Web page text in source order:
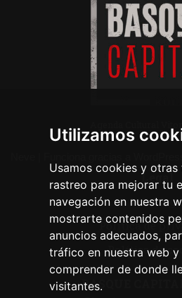
Utilizamos
Usamos cookies y otras
rastreo para mejorar tu
navegación en nuestra
mostrarte contenidos
anuncios adecuados,
tráfico en nuestra web y
comprender de donde
visitantes.
Legal
Aviso
Política de
Política de
BASQUE